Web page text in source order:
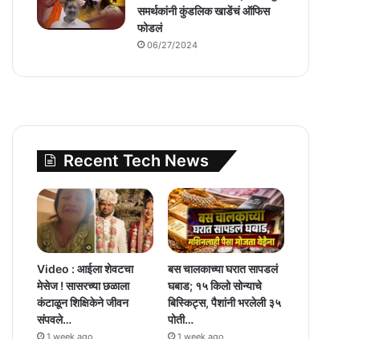
समर्थकांनी कुंडलिक खाडेंचं ऑफिस
फोडलं
06/27/2024
Recent Tech News
Video : आईला शेवटचा
मेसेज ! सासरच्या छळाला
कंटाळून शिक्षिकेने जीवन
संपवले…
1 week ago
बस चालकाच्या घरात सापडलं
घबाड; १५ किलो सोन्याचे
बिस्किट्स, पैशांनी भरलेली ३५
पोती…
1 week ago